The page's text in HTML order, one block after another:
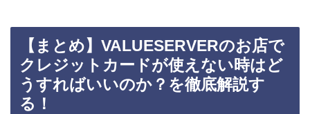
【まとめ】VALUESERVERのお店で
クレジットカードが使えない時はど
うすればいいのか？を徹底解説す
る！